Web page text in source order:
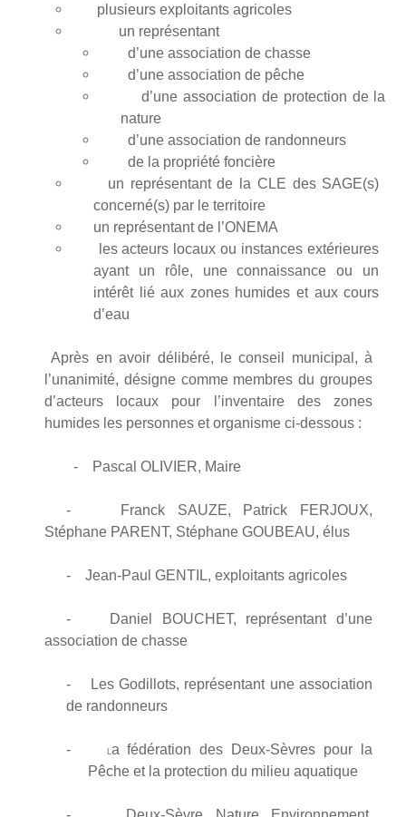
plusieurs exploitants agricoles
un représentant
d’une association de chasse
d’une association de pêche
d’une association de protection de la
nature
d’une association de randonneurs
de la propriété foncière
un représentant de la CLE des SAGE(s)
concerné(s) par le territoire
un représentant de l’ONEMA
les acteurs locaux ou instances extérieures
ayant un rôle, une connaissance ou un
intérêt lié aux zones humides et aux cours
d’eau
Après en avoir délibéré, le conseil municipal, à
l’unanimité, désigne comme membres du groupes
d’acteurs locaux pour l’inventaire des zones
humides les personnes et organisme ci-dessous :
- Pascal OLIVIER, Maire
- Franck SAUZE, Patrick FERJOUX,
Stéphane PARENT, Stéphane GOUBEAU, élus
- Jean-Paul GENTIL, exploitants agricoles
- Daniel BOUCHET, représentant d’une
association de chasse
- Les Godillots, représentant une association
de randonneurs
-
a fédération des Deux-Sèvres pour la
Pêche et la protection du milieu aquatique